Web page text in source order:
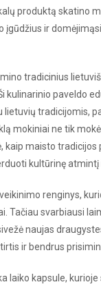
produktą skatino
įgūdžius ir
tradicinius
kulinarinio paveldo
tradicijomis,
mokiniai ne tik
kaip maisto tradicijos
kultūrinę atmintį
renginys,
Tačiau svarbiausi
naujas
ir bendrus
laiko kapsule, kurioje